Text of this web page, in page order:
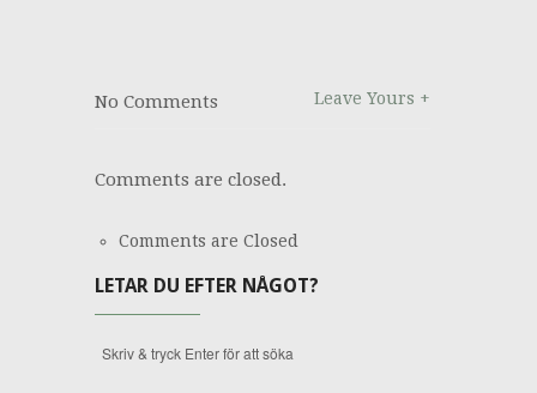
Leave Yours +
No Comments
Comments are closed.
Comments are Closed
LETAR DU EFTER NÅGOT?